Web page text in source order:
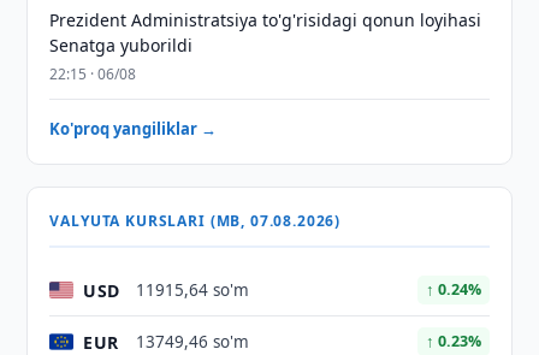
Prezident Administratsiya to'g'risidagi qonun loyihasi
Senatga yuborildi
22:15 · 06/08
Ko'proq yangiliklar →
VALYUTA KURSLARI (MB, 07.08.2026)
USD 11915,64 so'm ↑ 0.24%
EUR 13749,46 so'm ↑ 0.23%